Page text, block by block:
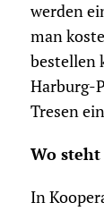
werden
man
bestellen
Harburg-
Tresen
Wo
In